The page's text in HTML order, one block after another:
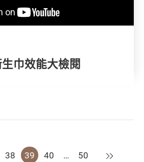
巾效能大檢閱
38 39 40 … 50 下一頁